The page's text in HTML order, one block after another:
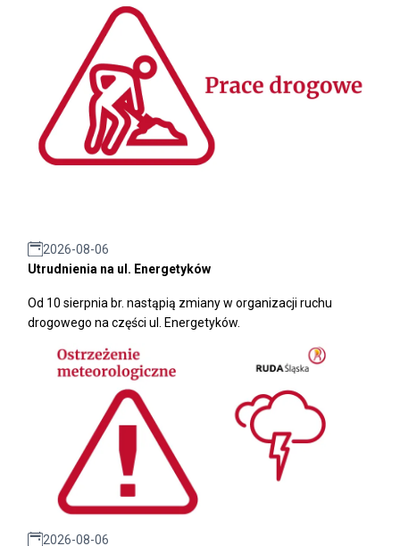
2026-08-06
Utrudnienia na ul. Energetyków
Od 10 sierpnia br. nastąpią zmiany w organizacji ruchu
drogowego na części ul. Energetyków.
2026-08-06